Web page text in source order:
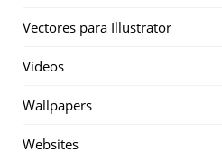
Vectores para Illustrator
Videos
Wallpapers
Websites